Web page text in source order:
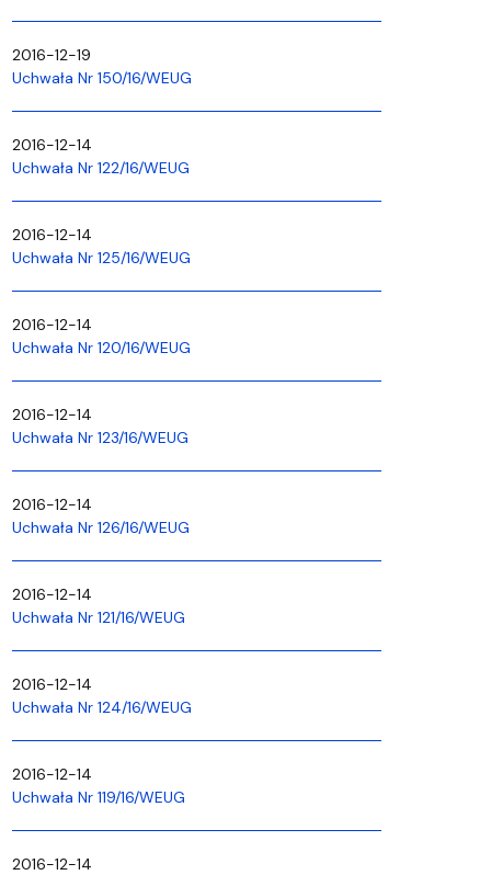
2016-12-19
Uchwała Nr 150/16/WEUG
2016-12-14
Uchwała Nr 122/16/WEUG
2016-12-14
Uchwała Nr 125/16/WEUG
2016-12-14
Uchwała Nr 120/16/WEUG
2016-12-14
Uchwała Nr 123/16/WEUG
2016-12-14
Uchwała Nr 126/16/WEUG
2016-12-14
Uchwała Nr 121/16/WEUG
2016-12-14
Uchwała Nr 124/16/WEUG
2016-12-14
Uchwała Nr 119/16/WEUG
2016-12-14